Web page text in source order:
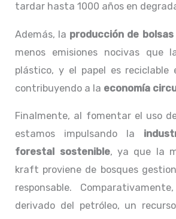
tardar hasta 1000 años en
Además, la producción de bolsas
menos emisiones nocivas que
plástico, y el papel es reciclable
contribuyendo a la economía
Finalmente, al fomentar el uso
estamos impulsando la
forestal sostenible, ya que la
kraft proviene de bosques
responsable.
derivado del petróleo, un